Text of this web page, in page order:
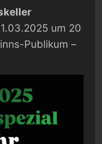
um 20
Publikum –